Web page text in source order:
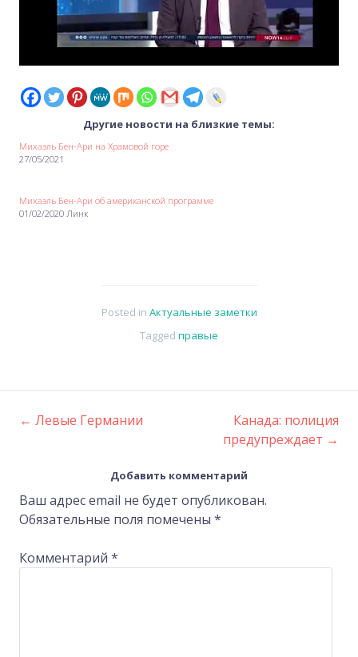
Другие новости на близкие темы:
Михаэль Бен-Ари на Храмовой горе
27/05/2021
Михаэль Бен-Ари об американской программе
01/02/2020 Линк
Posted in Актуальные заметки
Tagged правые
Post
navigation
← Левые Германии
Канада: полиция
предупреждает →
Добавить комментарий
Ваш адрес email не будет опубликован.
Обязательные поля помечены *
Комментарий *